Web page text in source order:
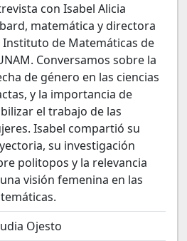
con Isabel Alicia
matemática y directora
Instituto de Matemáticas de
Conversamos sobre la
de género en las ciencias
y la importancia de
el trabajo de las
Isabel compartió su
su investigación
politopos y la relevancia
visión femenina en las
Ojesto